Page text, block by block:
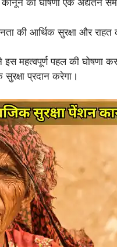
कानून की घोषणा एक अद्यतन
की आर्थिक सुरक्षा और राहत
महत्वपूर्ण पहल की घोषणा
प्रदान करेगा।